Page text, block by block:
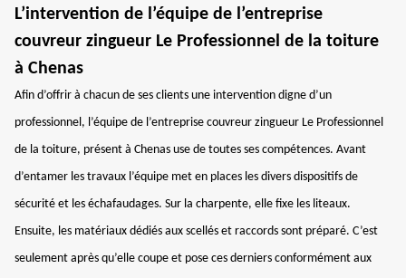
L’intervention de l’équipe de l’entreprise
couvreur zingueur Le Professionnel de la toiture
à Chenas
Afin d’offrir à chacun de ses clients une intervention digne d’un
professionnel, l’équipe de l’entreprise couvreur zingueur Le Professionnel
de la toiture, présent à Chenas use de toutes ses compétences. Avant
d’entamer les travaux l’équipe met en places les divers dispositifs de
sécurité et les échafaudages. Sur la charpente, elle fixe les liteaux.
Ensuite, les matériaux dédiés aux scellés et raccords sont préparé. C’est
seulement après qu’elle coupe et pose ces derniers conformément aux